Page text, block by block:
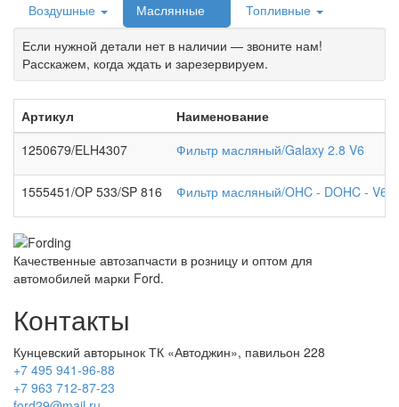
Воздушные
Маслянные
Топливные
Если нужной детали нет в наличии — звоните нам!
Расскажем, когда ждать и зарезервируем.
Артикул
Наименование
1250679/ELH4307
Фильтр масляный/Galaxy 2.8 V6
1555451/OP 533/SP 816 Фильтр масляный/OHC - DOHC - V6
Качественные автозапчасти в розницу и оптом для
автомобилей марки Ford.
Контакты
Кунцевский авторынок ТК «Автоджин», павильон 228
+7 495 941-96-88
+7 963 712-87-23